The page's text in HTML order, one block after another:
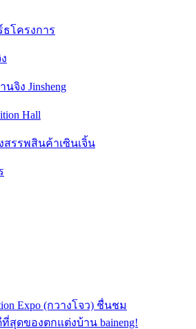
โครงการ
จิง Jinsheng
Hall
รรพสินค้าเซินเจิ้น
Expo (กวางโจว) ชื่นชม
สุดของตกแต่งบ้าน baineng!